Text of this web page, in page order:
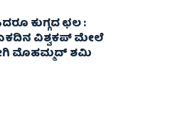
ಕುಗ್ಗದ ಛಲ :
ವಿಶ್ವಕಪ್‌ ಮೇಲೆ
ಮೊಹಮ್ಮದ್ ಶಮಿ